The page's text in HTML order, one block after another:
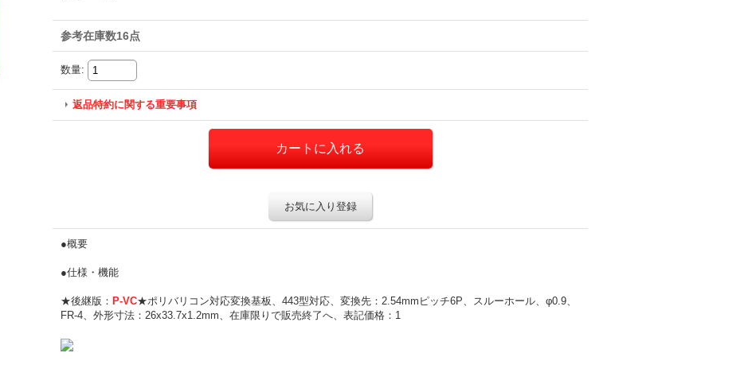
参考在庫数16点
数量:
返品特約に関する重要事項
お気に入り登録
●概要
●仕様・機能
★後継版： P-VC★ポリバリコン対応変換基板、443型対応、変換先：2.54mmピッチ6P、スルーホール、φ0.9、
FR-4、外形寸法：26x33.7x1.2mm、在庫限りで販売終了へ、表記価格：1